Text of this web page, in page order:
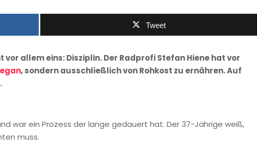
Tweet
allem eins: Disziplin. Der Radprofi Stefan Hiene hat vor
, sondern ausschließlich von Rohkost zu ernähren. Auf
war ein Prozess der lange gedauert hat. Der 37-Jährige weiß,
muss.